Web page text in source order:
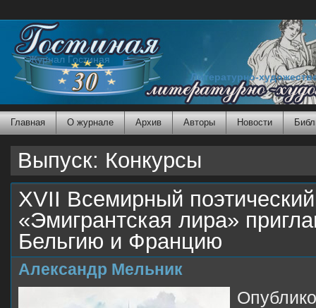
Журнал Гостиная
Литературно-
Главная О журнале Архив Авторы Новости
Выпуск: Конкурсы
XVII Всемирный
«Эмигрантская лира»
Бельгию и Францию
Александр Мельник